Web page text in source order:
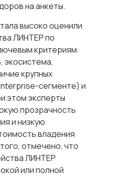
на анкеты.
высоко оценили
ЛИНТЕР по
критериям:
экосистема,
крупных
сегменте) и
этом эксперты
прозрачность
и низкую
владения
отмечено, что
ЛИНТЕР
или полной